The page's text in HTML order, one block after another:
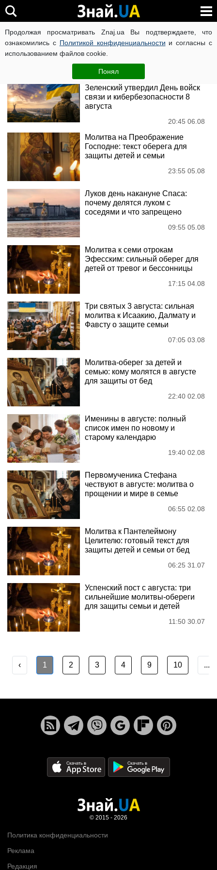
Продолжая просматривать Znaj.ua Вы подтверждаете, что
ознакомились с Политикой конфиденциальности и согласны с
использованием файлов cookie.
Понял
праздник
Новый праздник в Украине:
Зеленский утвердил День войск
связи и кибербезопасности 8
августа
20:45 06.08
Молитва на Преображение
Господне: текст оберега для
защиты детей и семьи
23:55 05.08
Луков день накануне Спаса:
почему делятся луком с
соседями и что запрещено
09:55 05.08
Молитва к семи отрокам
Эфесским: сильный оберег для
детей от тревог и бессонницы
17:15 04.08
Три святых 3 августа: сильная
молитва к Исаакию, Далмату и
Фавсту о защите семьи
07:05 03.08
Молитва-оберег за детей и
семью: кому молятся в августе
для защиты от бед
22:40 02.08
Именины в августе: полный
список имен по новому и
старому календарю
19:40 02.08
Первомученика Стефана
чествуют в августе: молитва о
прощении и мире в семье
06:55 02.08
Молитва к Пантелеймону
Целителю: готовый текст для
защиты детей и семьи от бед
06:25 31.07
Успенский пост с августа: три
сильнейшие молитвы-обереги
для защиты семьи и детей
11:50 30.07
‹ 1 2 3 4 9 10 ...
Политика конфиденциальности
Реклама
Редакция
© 2015 - 2026